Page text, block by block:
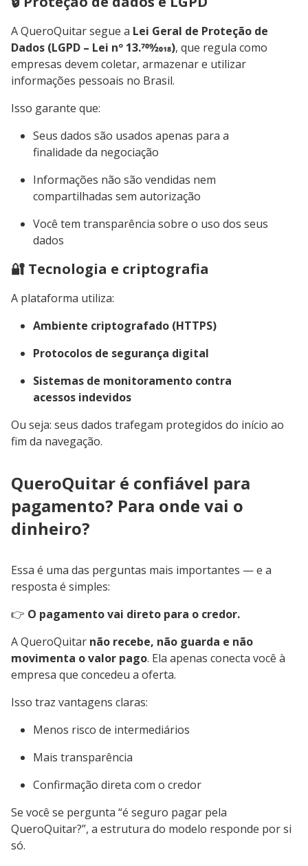
A QueroQuitar segue a Lei Geral de Proteção de
Dados (LGPD – Lei nº 13.709⁄2018), que regula como
empresas devem coletar, armazenar e utilizar
informações pessoais no Brasil.
Isso garante que:
Seus dados são usados apenas para a
finalidade da negociação
Informações não são vendidas nem
compartilhadas sem autorização
Você tem transparência sobre o uso dos seus
dados
🔐 Tecnologia e criptografia
A plataforma utiliza:
Ambiente criptografado (HTTPS)
Protocolos de segurança digital
Sistemas de monitoramento contra
acessos indevidos
Ou seja: seus dados trafegam protegidos do início ao
fim da navegação.
QueroQuitar é confiável para
pagamento? Para onde vai o
dinheiro?
Essa é uma das perguntas mais importantes — e a
resposta é simples:
👉 O pagamento vai direto para o credor.
A QueroQuitar não recebe, não guarda e não
movimenta o valor pago. Ela apenas conecta você à
empresa que concedeu a oferta.
Isso traz vantagens claras:
Menos risco de intermediários
Mais transparência
Confirmação direta com o credor
Se você se pergunta “é seguro pagar pela
QueroQuitar?”, a estrutura do modelo responde por si
só.